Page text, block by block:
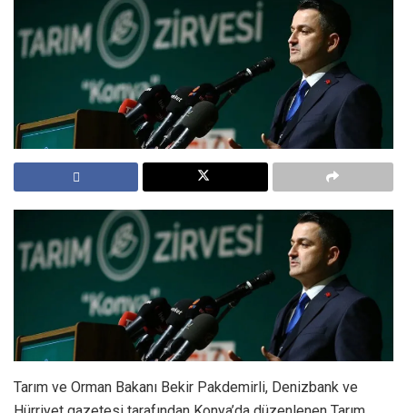
Tarım ve Orman Bakanı Bekir Pakdemirli, Denizbank ve